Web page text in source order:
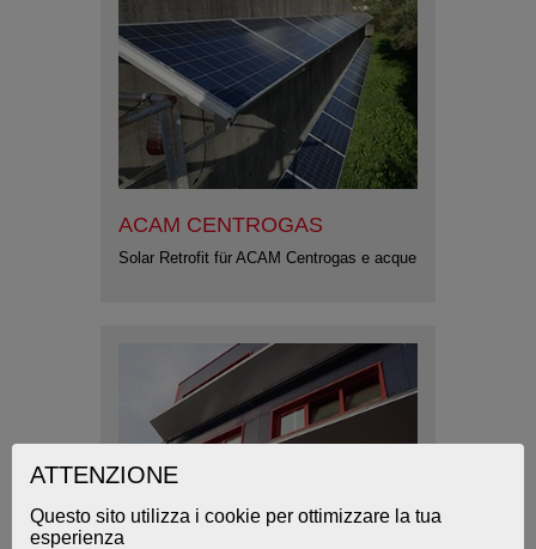
ACAM CENTROGAS
Solar Retrofit für ACAM Centrogas e acque
ATTENZIONE
Questo sito utilizza i cookie per ottimizzare la tua
esperienza